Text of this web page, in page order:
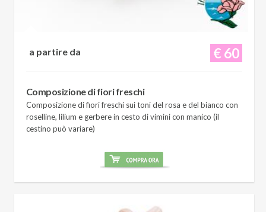
€ 60
a partire da
Composizione di fiori freschi
Composizione di fiori freschi sui toni del rosa e del bianco con
roselline, lilium e gerbere in cesto di vimini con manico (il
cestino può variare)